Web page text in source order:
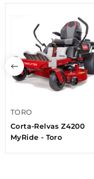
TORO
Corta-Relvas Z4200
MyRide - Toro